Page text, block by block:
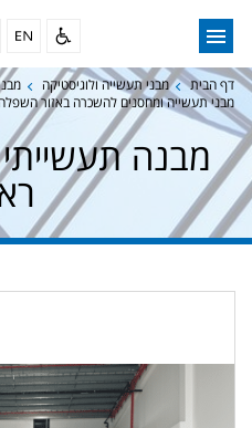
דף הבית מבני תעשייה ולוגיסטיקה
מבני תעשייה ומחסנים להשכרה באזור
מבנה